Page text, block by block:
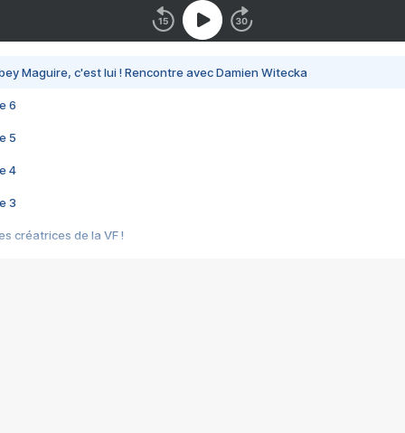
Maguire, c'est lui ! Rencontre avec Damien Witecka
6
5
4
3
créatrices de la VF !